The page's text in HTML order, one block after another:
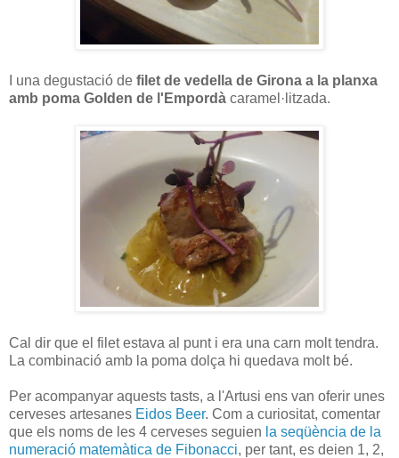
I una degustació de filet de vedella de Girona a la planxa
amb poma Golden de l'Empordà caramel·litzada.
Cal dir que el filet estava al punt i era una carn molt tendra.
La combinació amb la poma dolça hi quedava molt bé.
Per acompanyar aquests tasts, a l'Artusi ens van oferir unes
cerveses artesanes Eidos Beer. Com a curiositat, comentar
que els noms de les 4 cerveses seguien la seqüència de la
numeració matemàtica de Fibonacci, per tant, es deien 1, 2,